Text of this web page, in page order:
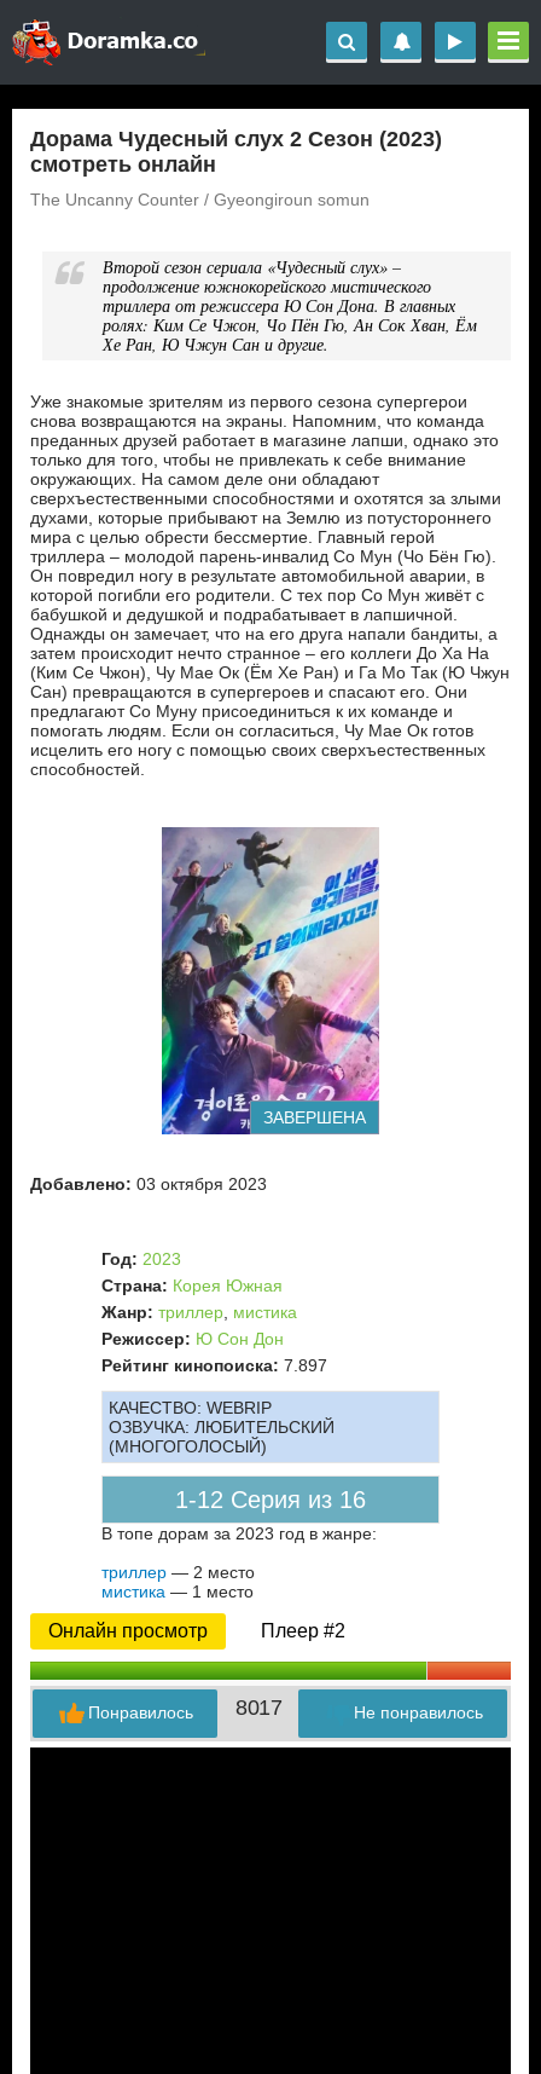
Дорама Чудесный слух 2 Сезон (2023)
смотреть онлайн
The Uncanny Counter / Gyeongiroun somun
Второй сезон сериала «Чудесный слух» –
продолжение южнокорейского мистического
триллера от режиссера Ю Сон Дона. В главных
ролях: Ким Се Чжон, Чо Пён Гю, Ан Сок Хван, Ём
Хе Ран, Ю Чжун Сан и другие.
Уже знакомые зрителям из первого сезона супергерои
снова возвращаются на экраны. Напомним, что команда
преданных друзей работает в магазине лапши, однако это
только для того, чтобы не привлекать к себе внимание
окружающих. На самом деле они обладают
сверхъестественными способностями и охотятся за злыми
духами, которые прибывают на Землю из потустороннего
мира с целью обрести бессмертие. Главный герой
триллера – молодой парень-инвалид Со Мун (Чо Бён Гю).
Он повредил ногу в результате автомобильной аварии, в
которой погибли его родители. С тех пор Со Мун живёт с
бабушкой и дедушкой и подрабатывает в лапшичной.
Однажды он замечает, что на его друга напали бандиты, а
затем происходит нечто странное – его коллеги До Ха На
(Ким Се Чжон), Чу Мае Ок (Ём Хе Ран) и Га Мо Так (Ю Чжун
Сан) превращаются в супергероев и спасают его. Они
предлагают Со Муну присоединиться к их команде и
помогать людям. Если он согласиться, Чу Мае Ок готов
исцелить его ногу с помощью своих сверхъестественных
способностей.
ЗАВЕРШЕНА
Добавлено: 03 октября 2023
Год: 2023
Страна: Корея Южная
Жанр: триллер, мистика
Режиссер: Ю Сон Дон
Рейтинг кинопоиска: 7.897
КАЧЕСТВО: WEBRIP
ОЗВУЧКА: ЛЮБИТЕЛЬСКИЙ
(МНОГОГОЛОСЫЙ)
1-12 Серия из 16
В топе дорам за 2023 год в жанре:
триллер — 2 место
мистика — 1 место
Онлайн просмотр Плеер #2
8017 Не понравилось
Понравилось